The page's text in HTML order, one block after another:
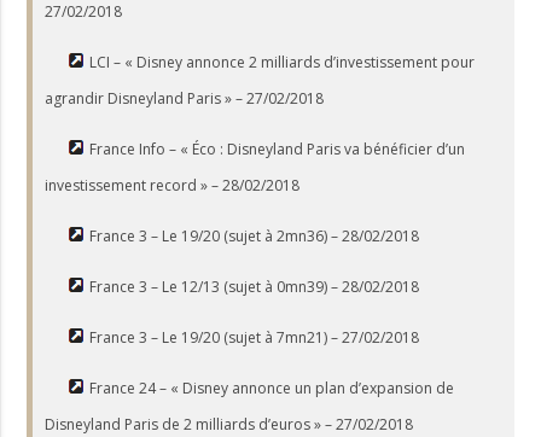
27/02/2018
LCI – « Disney annonce 2 milliards d’investissement pour
agrandir Disneyland Paris » – 27/02/2018
France Info – « Éco : Disneyland Paris va bénéficier d’un
investissement record » – 28/02/2018
France 3 – Le 19/20 (sujet à 2mn36) – 28/02/2018
France 3 – Le 12/13 (sujet à 0mn39) – 28/02/2018
France 3 – Le 19/20 (sujet à 7mn21) – 27/02/2018
France 24 – « Disney annonce un plan d’expansion de
Disneyland Paris de 2 milliards d’euros » – 27/02/2018